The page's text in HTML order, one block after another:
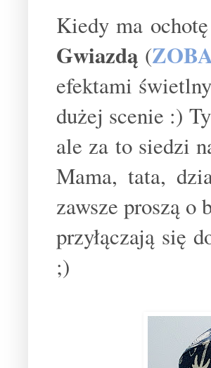
Kiedy ma
Gwiazdą (
efektami
dużej scenie :)
ale za to siedzi
Mama, tata,
zawsze proszą
przyłączają się
;)